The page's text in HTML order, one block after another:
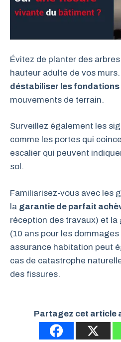
Évitez de planter des
hauteur adulte de vos
déstabiliser les fondations
mouvements de terrain.
Surveillez également les
comme les portes qui
escalier qui peuvent
sol.
Familiarisez-vous avec les
la garantie de parfait
réception des travaux) et la
(10 ans pour les
assurance habitation peut
cas de catastrophe
des fissures.
Partagez cet article